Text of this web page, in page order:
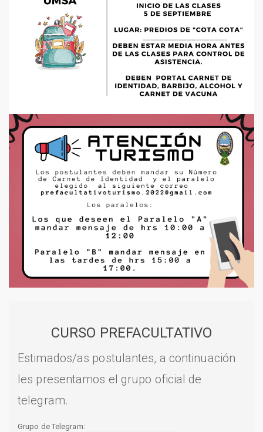
CURSO PREFACULTATIVO
Estimados/as postulantes, a continuación
les presentamos el grupo oficial de
telegram.
Grupo de Telegram: